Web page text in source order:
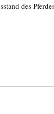
des